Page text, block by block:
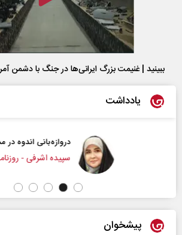
ببینید | غنیمت بزرگ ایرانی‌ها در جنگ با دشمن
یادداشت
دروازه‌بانی اندوه در مسیر امید
سپیده اشرفی - روزنامه‌نگار
پیشخوان